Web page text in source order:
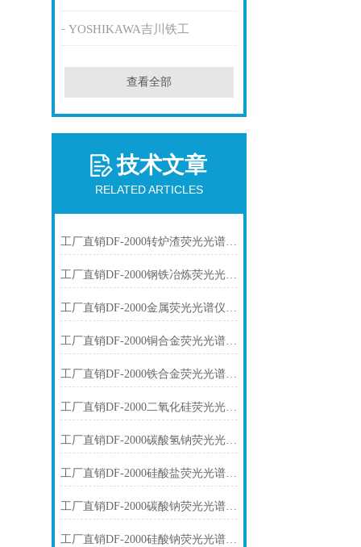
YOSHIKAWA吉川铁工
查看全部
技术文章
RELATED ARTICLES
工厂直销DF-2000转炉渣荧光光谱仪技术参数
工厂直销DF-2000钢铁冶炼荧光光谱仪技术参数
工厂直销DF-2000金属荧光光谱仪技术参数
工厂直销DF-2000铜合金荧光光谱仪技术参数
工厂直销DF-2000铁合金荧光光谱仪技术参数
工厂直销DF-2000二氧化硅荧光光谱仪技术参数
工厂直销DF-2000碳酸氢钠荧光光谱仪技术参数
工厂直销DF-2000硅酸盐荧光光谱仪技术参数
工厂直销DF-2000碳酸钠荧光光谱仪技术参数
工厂直销DF-2000硅酸钠荧光光谱仪技术参数